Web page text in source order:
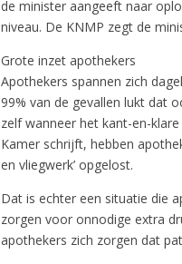
de minister aangeeft naar
niveau. De KNMP zegt de
Grote inzet apothekers
Apothekers spannen zich
99% van de gevallen lukt dat
zelf wanneer het kant-en-
Kamer schrijft, hebben
en vliegwerk’ opgelost.
Dat is echter een situatie die
zorgen voor onnodige extra
apothekers zich zorgen dat